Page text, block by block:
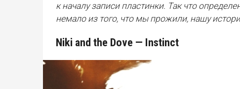
к началу записи пластинки. Так что
немало из того, что мы прожили, нашу
Niki and the Dove — Instinct